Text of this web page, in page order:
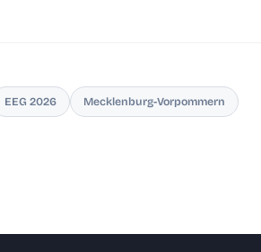
EEG 2026 Mecklenburg-Vorpommern